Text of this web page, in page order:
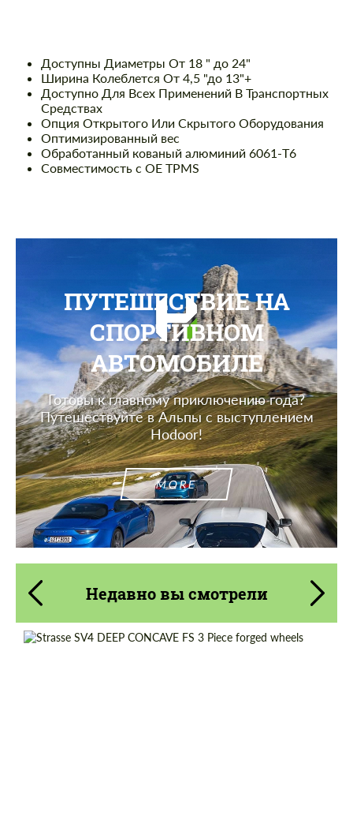
Описание
Доступны Диаметры От 18 " до 24"
Ширина Колеблется От 4,5 "до 13"+
Доступно Для Всех Применений В Транспортных
Средствах
Опция Открытого Или Скрытого Оборудования
Оптимизированный вес
Обработанный кованый алюминий 6061-T6
Совместимость с OE TPMS
ПУТЕШЕСТВИЕ НА
СПОРТИВНОМ
АВТОМОБИЛЕ
Готовы к главному приключению года?
Путешествуйте в Альпы с выступлением
Hodoor!
MORE
Недавно вы смотрели